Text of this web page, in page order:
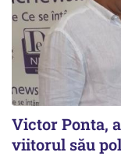
Victor Ponta,
viitorul său